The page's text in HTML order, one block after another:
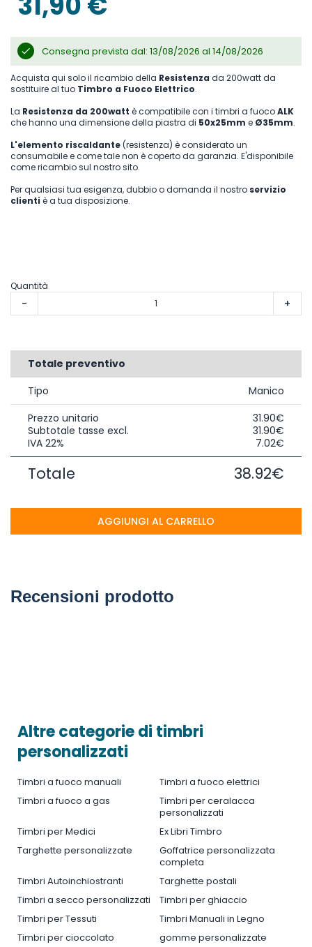
Consegna prevista dal: 13/08/2026 al 14/08/2026
Acquista qui solo il ricambio della Resistenza da 200watt da
sostituire al tuo Timbro a Fuoco Elettrico.
La Resistenza da 200watt è compatibile con i timbri a fuocoALK
che hanno una dimensione della piastra di 50x25mm e Ø35mm.
L'elemento riscaldante(resistenza) è considerato un
consumabile e come tale non è coperto da garanzia. E'disponibile
come ricambio sul nostro sito.
Per qualsiasi tua esigenza, dubbio o domanda il nostro servizio
clienti è a tua disposizione.
Recensioni prodotto
Quantità
- +
Totale preventivo
Tipo
Manico
Prezzo unitario
31.90€
Subtotale tasse excl.
31.90€
IVA 22%
7.02€
Totale 38.92€
AGGIUNGI AL CARRELLO
Altre categorie di timbri
personalizzati
Timbri a fuoco manuali
Timbri a fuoco elettrici
Timbri a fuoco a gas
Timbri per ceralacca
personalizzati
Timbri per Medici
Ex Libri Timbro
Targhette personalizzate
Goffatrice personalizzata
completa
Timbri Autoinchiostranti
Targhette postali
Timbri a secco personalizzati
Timbri per ghiaccio
Timbri per Tessuti
Timbri Manuali in Legno
Timbri per cioccolato
gomme personalizzate